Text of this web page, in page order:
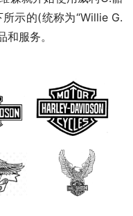
示的(统称为“Willie G.
服务。